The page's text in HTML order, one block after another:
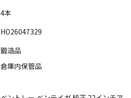
4本
HO26047329
鍛造品
倉庫内保管品